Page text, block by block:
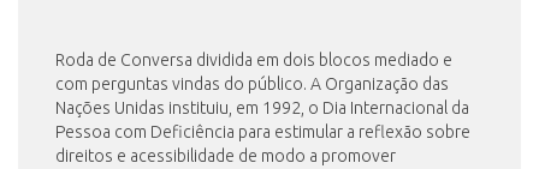
CONTATO
Roda de Conversa dividida em dois blocos mediado e
com perguntas vindas do público. A Organização das
Nações Unidas instituiu, em 1992, o Dia Internacional da
Pessoa com Deficiência para estimular a reflexão sobre
direitos e acessibilidade de modo a promover